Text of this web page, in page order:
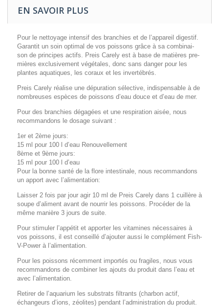
EN SAVOIR PLUS
Pour le nettoyage intensif des branchies et de l’appareil digestif.
Garantit un soin optimal de vos poissons grâce à sa com­bi­nai­
son de prin­cipes actifs. Preis Carely est à base de matières pre­
mières exclu­si­ve­ment végé­tales, donc sans danger pour les
plantes aqua­tiques, les coraux et les inver­té­brés.
Preis Carely réalise une dépuration sélective, indispensable à de
nombreuses espèces de poissons d’eau douce et d’eau de mer.
Pour des branchies dégagées et une respiration aisée, nous
recommandons le dosage suivant :
1er et 2ème jours:
15 ml pour 100 l d’eau Renouvellement
8ème et 9ème jours:
15 ml pour 100 l d’eau
Pour la bonne santé de la flore intestinale, nous recommandons
un apport avec l’alimentation:
Laisser 2 fois par jour agir 10 ml de Preis Carely dans 1 cuillère à
soupe d’a­li­ment avant de nourrir les poissons. Procéder de la
même manière 3 jours de suite.
Pour stimuler l’ap­pé­tit et apporter les vita­mines néces­saires à
vos poissons, il est conseillé d’ajouter aussi le complément Fish-
V-Power à l’alimentation.
Pour les poissons récemment importés ou fragiles, nous vous
recom­man­dons de combiner les ajouts du produit dans l’eau et
avec l’alimentation.
Retirer de l’aquarium les substrats filtrants (charbon actif,
échangeurs d’ions, zéolites) pendant l’administration du produit.